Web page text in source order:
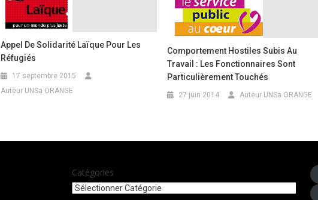
Appel De Solidarité Laïque Pour Les
Réfugiés
17 septembre 2015
Auteur UNSa ORANGE
Comportement Hostiles Subis Au
Travail : Les Fonctionnaires Sont
Particulièrement Touchés
27 juin 2014 Auteur UNSa ORANGE
Catégories